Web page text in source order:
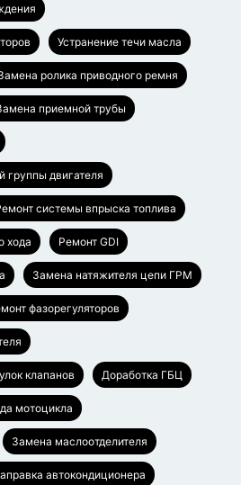
Устранение течи масла
ролика приводного ремня
приемной трубы
группы двигателя
системы впрыска топлива
хода Ремонт GDI
Замена натяжителя цепи ГРМ
фазорегуляторов
клапанов Доработка ГБЦ
мотоцикла
Замена маслоотделителя
автокондиционера